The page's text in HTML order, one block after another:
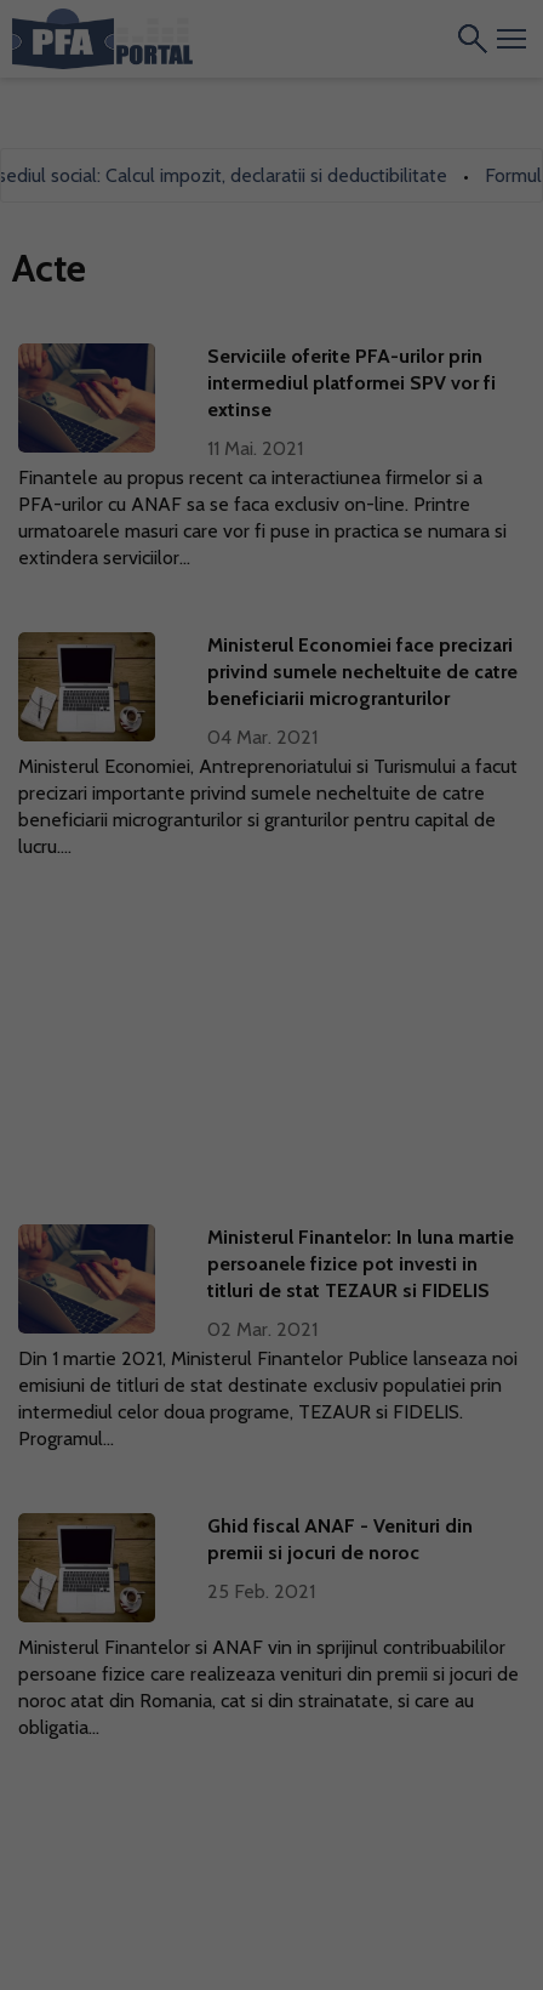
social: Calcul impozit, declaratii si deductibilitate •
Acte
Serviciile oferite PFA-urilor prin
intermediul platformei SPV vor fi
extinse
11 Mai. 2021
Finantele au propus recent ca interactiunea firmelor si a
PFA-urilor cu ANAF sa se faca exclusiv on-line. Printre
urmatoarele masuri care vor fi puse in practica se numara si
extindera serviciilor...
Ministerul Economiei face precizari
privind sumele necheltuite de catre
beneficiarii microgranturilor
04 Mar. 2021
Ministerul Economiei, Antreprenoriatului si Turismului a facut
precizari importante privind sumele necheltuite de catre
beneficiarii microgranturilor si granturilor pentru capital de
lucru....
Ministerul Finantelor: In luna martie
persoanele fizice pot investi in
titluri de stat TEZAUR si FIDELIS
02 Mar. 2021
Din 1 martie 2021, Ministerul Finantelor Publice lanseaza noi
emisiuni de titluri de stat destinate exclusiv populatiei prin
intermediul celor doua programe, TEZAUR si FIDELIS.
Programul...
Ghid fiscal ANAF - Venituri din
premii si jocuri de noroc
25 Feb. 2021
Ministerul Finantelor si ANAF vin in sprijinul contribuabililor
persoane fizice care realizeaza venituri din premii si jocuri de
noroc atat din Romania, cat si din strainatate, si care au
obligatia...